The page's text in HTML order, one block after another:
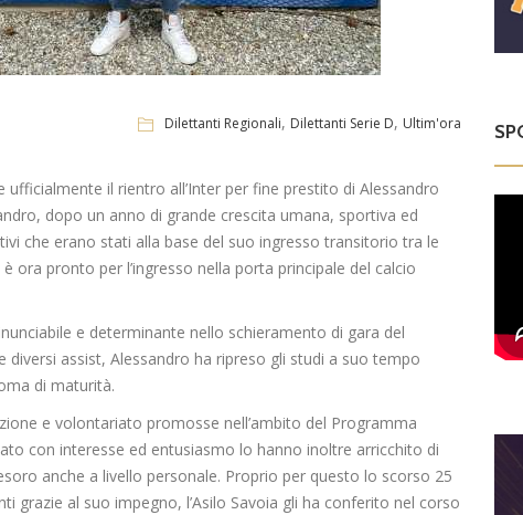
Dilettanti Regionali, Dilettanti Serie D, Ultim'ora
il rientro all’Inter per fine prestito di Alessandro
dopo un anno di grande crescita umana, sportiva ed
che erano stati alla base del suo ingresso transitorio tra le
ora pronto per l’ingresso nella porta principale del calcio
e determinante nello schieramento di gara del
assist, Alessandro ha ripreso gli studi a suo tempo
di maturità.
e volontariato promosse nell’ambito del Programma
con interesse ed entusiasmo lo hanno inoltre arricchito di
anche a livello personale. Proprio per questo lo scorso 25
grazie al suo impegno, l’Asilo Savoia gli ha conferito nel corso